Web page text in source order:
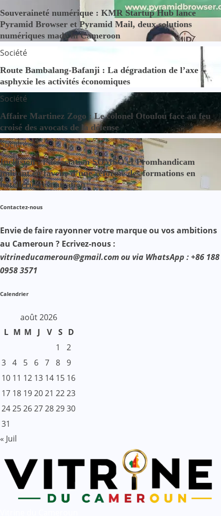
Souveraineté numérique : KMR Startup Hub lance
Pyramid Browser et Pyramid Mail, deux solutions
numériques made in Cameroon
Société
Route Bambalang-Bafanji : La dégradation de l’axe
asphyxie les activités économiques
Société
Affaire Martinez Zogo : Le colonel Otoulou face au feu
croisé des avocats de la défense
Société
Inclusion : l’association SOMSO et Promhandicam
militent en faveur d’une réforme des formations en
hôtellerie-restauration
Contactez-nous
Envie de faire rayonner votre marque ou vos ambitions
au Cameroun ? Ecrivez-nous :
vitrineducameroun@gmail.com ou via WhatsApp : +86 188
0958 3571
Calendrier
août 2026
L M M J V S D
1
2
3 4 5 6 7 8 9
10 11 12 13 14 15 16
17 18 192021 2223
24252627282930
31
« Juil